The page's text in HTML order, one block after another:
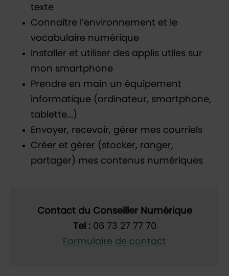
texte
Connaître l’environnement et le
vocabulaire numérique
Installer et utiliser des applis utiles sur
mon smartphone
Prendre en main un équipement
informatique (ordinateur, smartphone,
tablette...)
Envoyer, recevoir, gérer mes courriels
Créer et gérer (stocker, ranger,
partager) mes contenus numériques
Contact du Conseiller Numérique
Tel :06 73 27 77 70
Formulaire de contact